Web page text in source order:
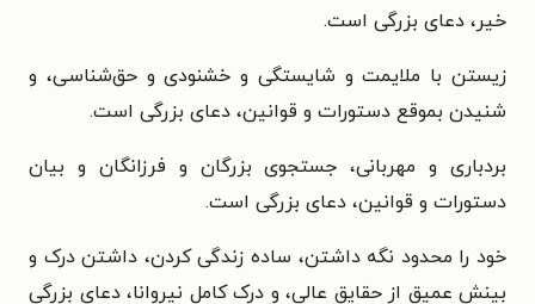
خیر، دعای بزرگی است.
زیستن با ملایمت و شایستگی و خشنودی و حق‌شناسی، و
شنیدن بموقع دستورات و قوانین، دعای بزرگی است.
بردباری و مهربانی، جستجوی بزرگان و فرزانگان و بیان
دستورات و قوانین، دعای بزرگی است.
خود را محدود نگه داشتن، ساده زندگی کردن، داشتن درک و
بینش عمیق از حقایق عالی، و درک کامل نیروانا، دعای بزرگی